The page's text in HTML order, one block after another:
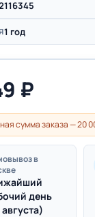
1 год
₽
сумма заказа — 20
в
день
августа)